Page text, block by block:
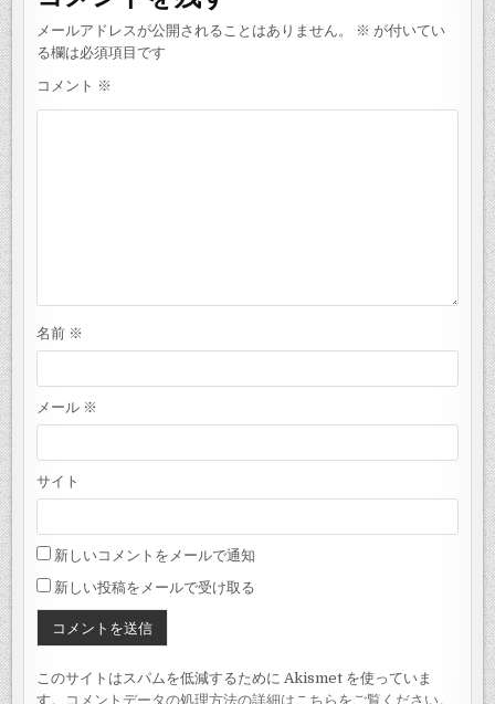
ー
シ
ョ
メールアドレスが公開されることはありません。 ※ が付いてい
る欄は必須項目です
コメント ※
名前 ※
メール ※
サイト
新しいコメントをメールで通知
新しい投稿をメールで受け取る
このサイトはスパムを低減するために Akismet を使っていま
す。
コメントデータの処理方法の詳細はこちらをご覧ください。